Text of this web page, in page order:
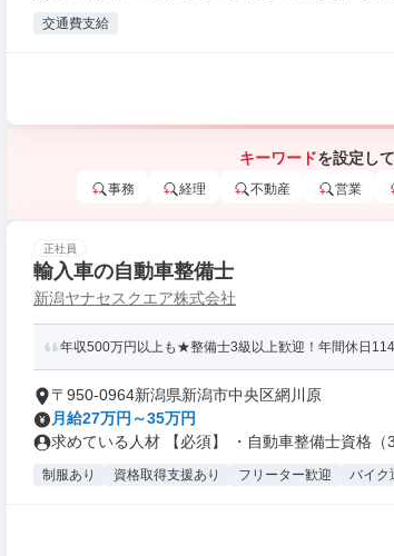
交通費支給
キーワードを設定し
事務 経理 不動産 営業
正社員
輸入車の自動車整備士
新潟ヤナセスクエア株式会社
年収500万円以上も★整備士3級以上歓迎！年間休日
〒950-0964新潟県新潟市中央区網川原
月給27万円～35万円
求めている人材 【必須】 ・自動車整備士資格（
制服あり 資格取得支援あり フリーター歓迎 バイク